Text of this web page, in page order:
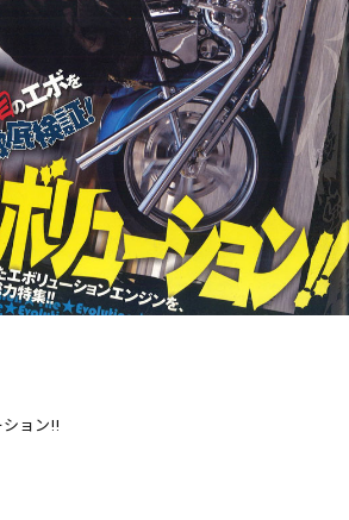
ョン!!